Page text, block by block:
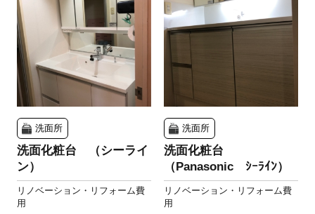
洗面所
洗面化粧台 （シーライ
ン）
リノベーション・リフォーム費
用
洗面所
洗面化粧台
（Panasonic ｼｰﾗｲﾝ）
リノベーション・リフォーム費
用